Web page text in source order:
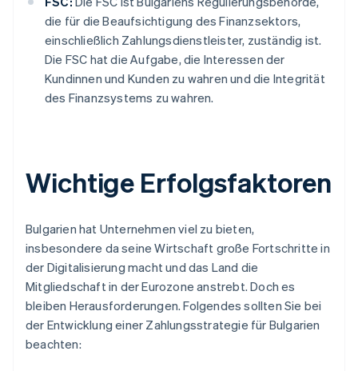
die für die Beaufsichtigung des Finanzsektors,
einschließlich Zahlungsdienstleister, zuständig ist.
Die FSC hat die Aufgabe, die Interessen der
Kundinnen und Kunden zu wahren und die Integrität
des Finanzsystems zu wahren.
Wichtige Erfolgsfaktoren
Bulgarien hat Unternehmen viel zu bieten,
insbesondere da seine Wirtschaft große Fortschritte in
der Digitalisierung macht und das Land die
Mitgliedschaft in der Eurozone anstrebt. Doch es
bleiben Herausforderungen. Folgendes sollten Sie bei
der Entwicklung einer Zahlungsstrategie für Bulgarien
beachten: